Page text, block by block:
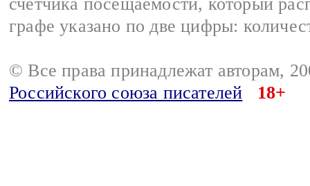
графе указано по две цифры:
© Все права принадлежат авторам,
Российского союза писателей
18+